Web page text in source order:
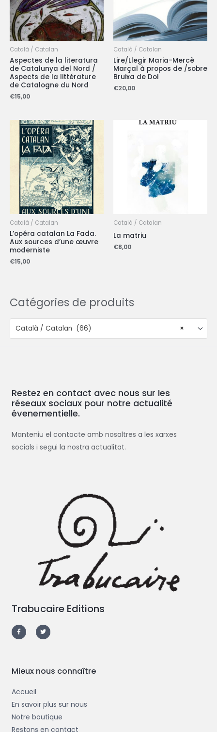
Català / Catalan
Aspectes de la literatura
de Catalunya del Nord /
Aspects de la littérature
de Catalogne du Nord
€15,00
Català / Catalan
Lire/Llegir Maria-Mercè
Marçal à propos de /sobre
Bruixa de Dol
€20,00
Català / Catalan
L’opéra catalan La Fada.
Aux sources d’une œuvre
moderniste
€15,00
Català / Catalan
La matriu
€8,00
Catégories de produits
×
Català / Catalan (66)
Restez en contact avec nous sur les
réseaux sociaux pour notre actualité
évenementielle.
Manteniu el contacte amb nosaltres a les xarxes
socials i segui la nostra actualitat.
Trabucaire Editions
a
c
e
-
f
w
i
t
Mieux nous connaître
Accueil
En savoir plus sur nous
Notre boutique
Restons en contact